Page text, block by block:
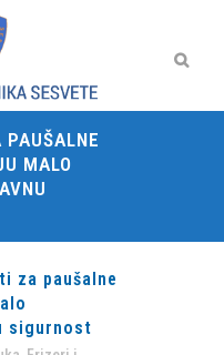
MALO
za paušalne
sigurnost